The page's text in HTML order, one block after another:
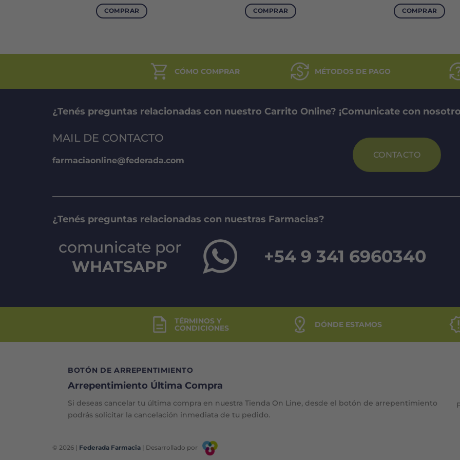
COMPRAR original
era:
COMPRAR original
era:
actual
es:
COMPRAR
CÓMO COMPRAR MÉTODOS DE PAGO
¿Tenés preguntas relacionadas con nuestro Carrito Online? ¡Comunicate con
MAIL DE CONTACTO
farmaciaonline@federada.com
CONTACTO
¿Tenés preguntas relacionadas con nuestras Farmacias?
comunicate por
WHATSAPP
+54 9 341 6960340
TÉRMINOS Y
CONDICIONES DÓNDE ESTAMOS
BOTÓN DE ARREPENTIMIENTO
Arrepentimiento Última Compra
Si deseas cancelar tu última compra en nuestra Tienda On Line, desde el botón de arrepentimiento
podrás solicitar la cancelación inmediata de tu pedido.
© 2026 | Federada Farmacia | Desarrollado por